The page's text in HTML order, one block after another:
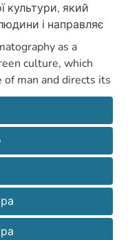
культури, який
і направляє
as a
culture, which
of man and directs its